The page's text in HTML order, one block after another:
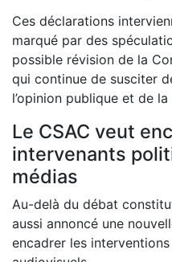
Ces déclarations
marqué par des
possible révision de la
qui continue de susciter
l’opinion publique et de
Le CSAC veut
intervenants
médias
Au-delà du débat
aussi annoncé une
encadrer les